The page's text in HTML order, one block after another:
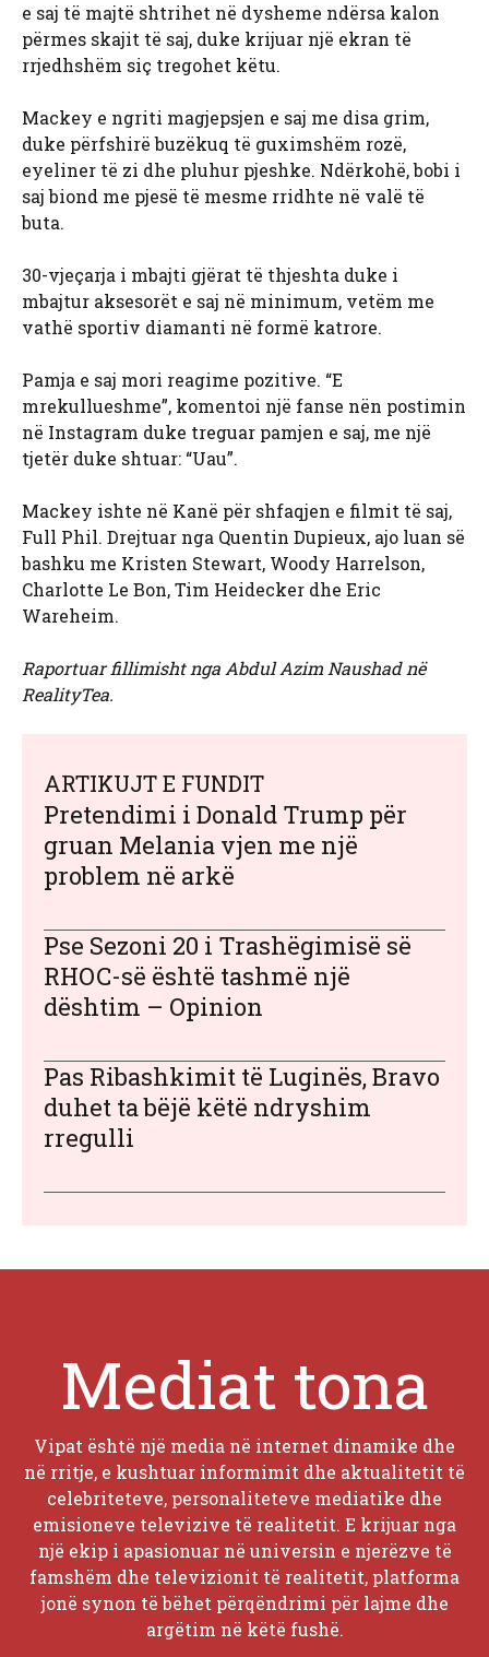
e saj të majtë shtrihet në dysheme ndërsa kalon
përmes skajit të saj, duke krijuar një ekran të
rrjedhshëm siç tregohet këtu.
Mackey e ngriti magjepsjen e saj me disa grim,
duke përfshirë buzëkuq të guximshëm rozë,
eyeliner të zi dhe pluhur pjeshke. Ndërkohë, bobi i
saj biond me pjesë të mesme rridhte në valë të
buta.
30-vjeçarja i mbajti gjërat të thjeshta duke i
mbajtur aksesorët e saj në minimum, vetëm me
vathë sportiv diamanti në formë katrore.
Pamja e saj mori reagime pozitive. “E
mrekullueshme”, komentoi një fanse nën postimin
në Instagram duke treguar pamjen e saj, me një
tjetër duke shtuar: “Uau”.
Mackey ishte në Kanë për shfaqjen e filmit të saj,
Full Phil. Drejtuar nga Quentin Dupieux, ajo luan së
bashku me Kristen Stewart, Woody Harrelson,
Charlotte Le Bon, Tim Heidecker dhe Eric
Wareheim.
Raportuar fillimisht nga Abdul Azim Naushad në
RealityTea.
ARTIKUJT E FUNDIT
Pretendimi i Donald Trump për
gruan Melania vjen me një
problem në arkë
Pse Sezoni 20 i Trashëgimisë së
RHOC-së është tashmë një
dështim – Opinion
Pas Ribashkimit të Luginës, Bravo
duhet ta bëjë këtë ndryshim
rregulli
Mediat tona
Vipat është një media në internet dinamike dhe
në rritje, e kushtuar informimit dhe aktualitetit të
celebriteteve, personaliteteve mediatike dhe
emisioneve televizive të realitetit. E krijuar nga
një ekip i apasionuar në universin e njerëzve të
famshëm dhe televizionit të realitetit, platforma
jonë synon të bëhet përqëndrimi për lajme dhe
argëtim në këtë fushë.